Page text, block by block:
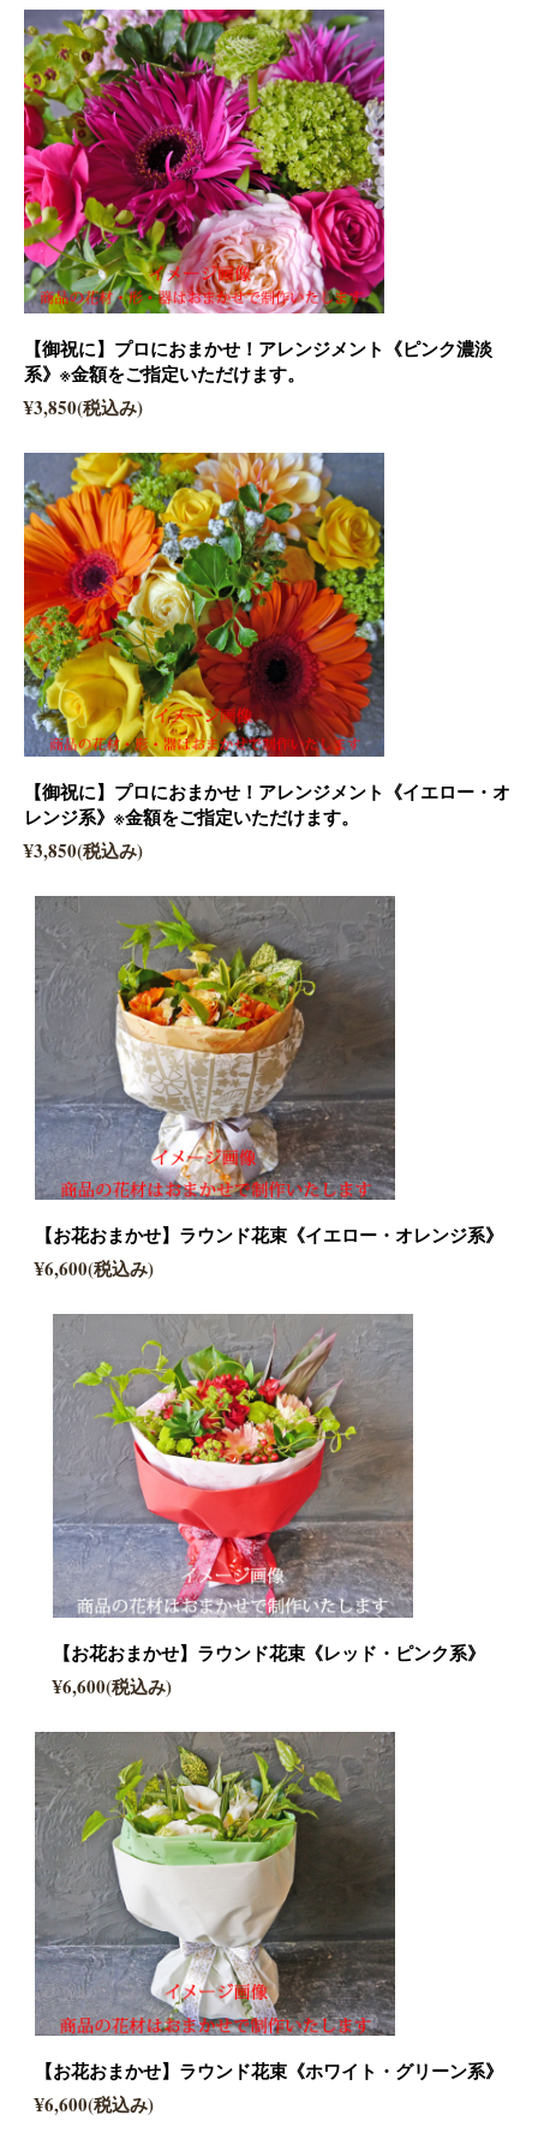
【御祝に】プロにおまかせ！アレンジメント《ピンク濃淡
系》※金額をご指定いただけます。
¥3,850(税込み)
【御祝に】プロにおまかせ！アレンジメント《イエロー・オ
レンジ系》※金額をご指定いただけます。
¥3,850(税込み)
【お花おまかせ】ラウンド花束《イエロー・オレンジ系》
¥6,600(税込み)
【お花おまかせ】ラウンド花束《レッド・ピンク系》
¥6,600(税込み)
【お花おまかせ】ラウンド花束《ホワイト・グリーン系》
¥6,600(税込み)